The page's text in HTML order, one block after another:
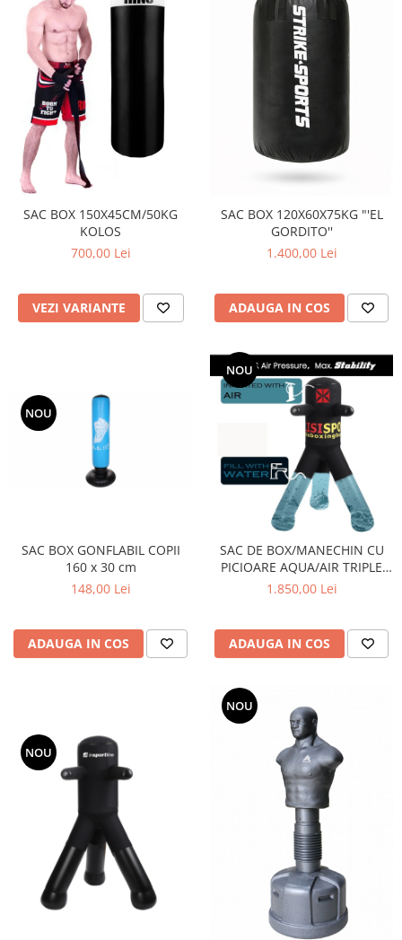
SAC BOX 150X45CM/50KG
KOLOS
700,00 Lei
VEZI VARIANTE
SAC BOX 120X60X75KG "'EL
GORDITO''
1.400,00 Lei
ADAUGA IN COS
NOU
SAC BOX GONFLABIL COPII
160 x 30 cm
148,00 Lei
ADAUGA IN COS
NOU
SAC DE BOX/MANECHIN CU
PICIOARE AQUA/AIR TRIPLE
STRIKE 135CM PT COPII
1.850,00 Lei
ADAUGA IN COS
NOU
NOU